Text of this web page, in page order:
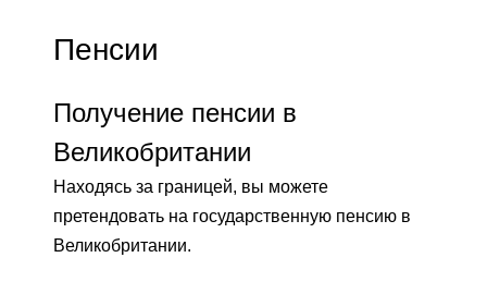
Пенсии
Получение пенсии в
Великобритании
Находясь за границей, вы можете
претендовать на государственную пенсию в
Великобритании.